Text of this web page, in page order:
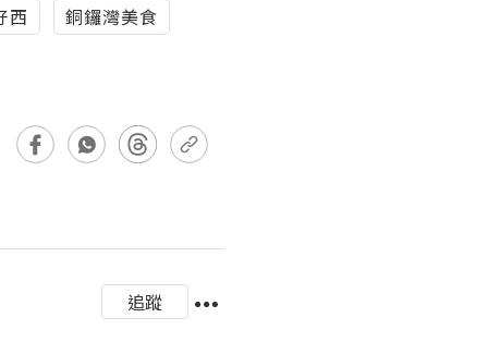
西
銅鑼灣美食
追蹤